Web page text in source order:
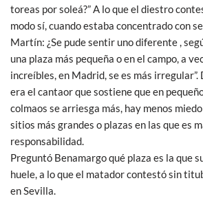
toreas por soleá?” A lo que el diestro
modo sí, cuando estaba concentrado con
Martín: ¿Se pude sentir uno diferente ,
una plaza más pequeña o en el campo, a
increíbles, en Madrid, se es más irregular”.
era el cantaor que sostiene que en
colmaos se arriesga más, hay menos
sitios más grandes o plazas en las que es
responsabilidad.
Preguntó Benamargo qué plaza es la que
huele, a lo que el matador contestó sin
en Sevilla.